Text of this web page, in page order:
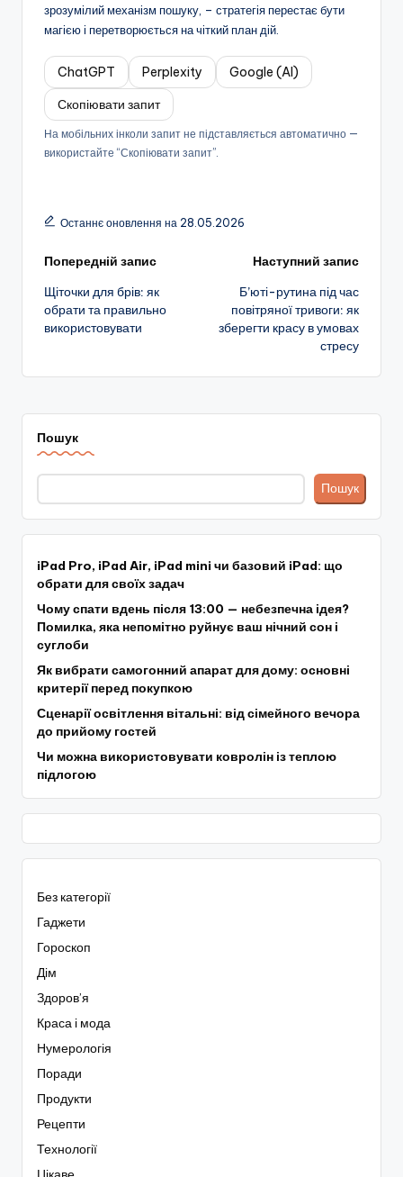
зрозумілий механізм пошуку, – стратегія перестає бути
магією і перетворюється на чіткий план дій.
ChatGPT Perplexity
Google (AI)
Скопіювати запит
На мобільних інколи запит не підставляється автоматично —
використайте “Скопіювати запит”.
Останнє оновлення на 28.05.2026
Навігація
по
запису
Попередній запис
Щіточки для брів: як
обрати та правильно
використовувати
Наступний запис
Б’юті-рутина під час
повітряної тривоги: як
зберегти красу в умовах
стресу
Пошук
Пошук
iPad Pro, iPad Air, iPad mini чи базовий iPad: що
обрати для своїх задач
Чому спати вдень після 13:00 — небезпечна ідея?
Помилка, яка непомітно руйнує ваш нічний сон і
суглоби
Як вибрати самогонний апарат для дому: основні
критерії перед покупкою
Сценарії освітлення вітальні: від сімейного вечора
до прийому гостей
Чи можна використовувати ковролін із теплою
підлогою
Без категорії
Гаджети
Гороскоп
Дім
Здоров’я
Краса і мода
Нумерологія
Поради
Продукти
Рецепти
Технології